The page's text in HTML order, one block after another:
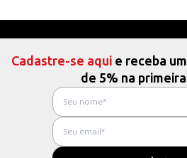
Cadastre-se aqui e receba
de 5% na